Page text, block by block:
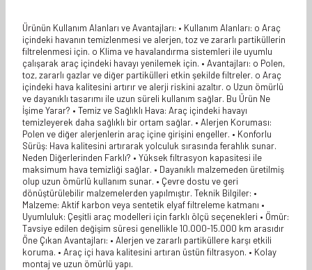
Ürünün Kullanım Alanları ve Avantajları: • Kullanım Alanları: o Araç
içindeki havanın temizlenmesi ve alerjen, toz ve zararlı partiküllerin
filtrelenmesi için. o Klima ve havalandırma sistemleri ile uyumlu
çalışarak araç içindeki havayı yenilemek için. • Avantajları: o Polen,
toz, zararlı gazlar ve diğer partikülleri etkin şekilde filtreler. o Araç
içindeki hava kalitesini artırır ve alerji riskini azaltır. o Uzun ömürlü
ve dayanıklı tasarımı ile uzun süreli kullanım sağlar. Bu Ürün Ne
İşime Yarar? • Temiz ve Sağlıklı Hava: Araç içindeki havayı
temizleyerek daha sağlıklı bir ortam sağlar. • Alerjen Koruması:
Polen ve diğer alerjenlerin araç içine girişini engeller. • Konforlu
Sürüş: Hava kalitesini artırarak yolculuk sırasında ferahlık sunar.
Neden Diğerlerinden Farklı? • Yüksek filtrasyon kapasitesi ile
maksimum hava temizliği sağlar. • Dayanıklı malzemeden üretilmiş
olup uzun ömürlü kullanım sunar. • Çevre dostu ve geri
dönüştürülebilir malzemelerden yapılmıştır. Teknik Bilgiler: •
Malzeme: Aktif karbon veya sentetik elyaf filtreleme katmanı •
Uyumluluk: Çeşitli araç modelleri için farklı ölçü seçenekleri • Ömür:
Tavsiye edilen değişim süresi genellikle 10.000-15.000 km arasıdır
Öne Çıkan Avantajları: • Alerjen ve zararlı partiküllere karşı etkili
koruma. • Araç içi hava kalitesini artıran üstün filtrasyon. • Kolay
montaj ve uzun ömürlü yapı.